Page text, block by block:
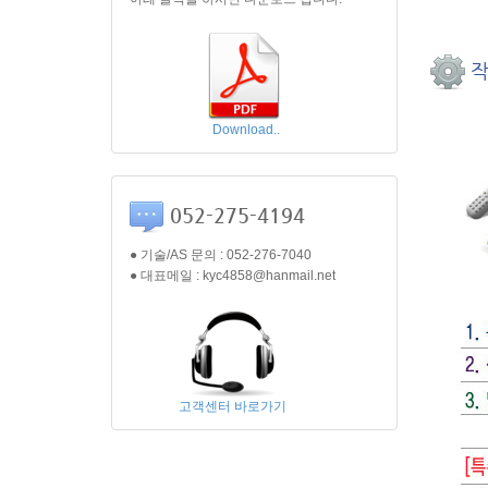
Download..
052-275-4194
● 기술/AS 문의 : 052-276-7040
● 대표메일 : kyc4858@hanmail.net
고객센터 바로가기